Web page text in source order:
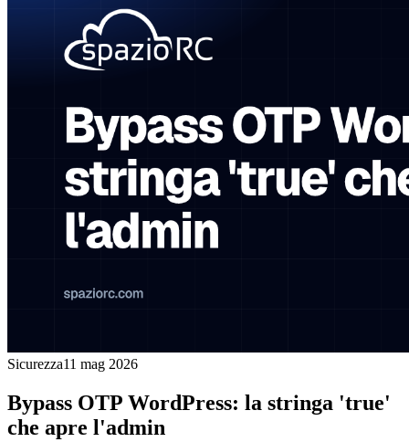
Sicurezza11 mag 2026
Bypass OTP WordPress: la stringa 'true'
che apre l'admin